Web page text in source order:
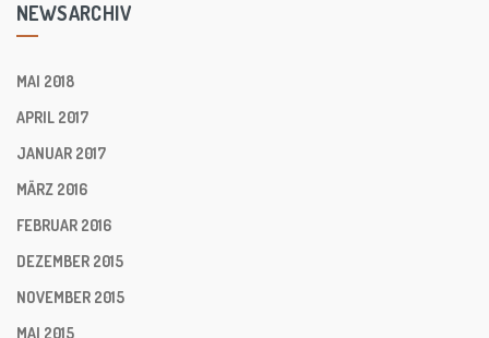
NEWSARCHIV
MAI 2018
APRIL 2017
JANUAR 2017
MÄRZ 2016
FEBRUAR 2016
DEZEMBER 2015
NOVEMBER 2015
MAI 2015